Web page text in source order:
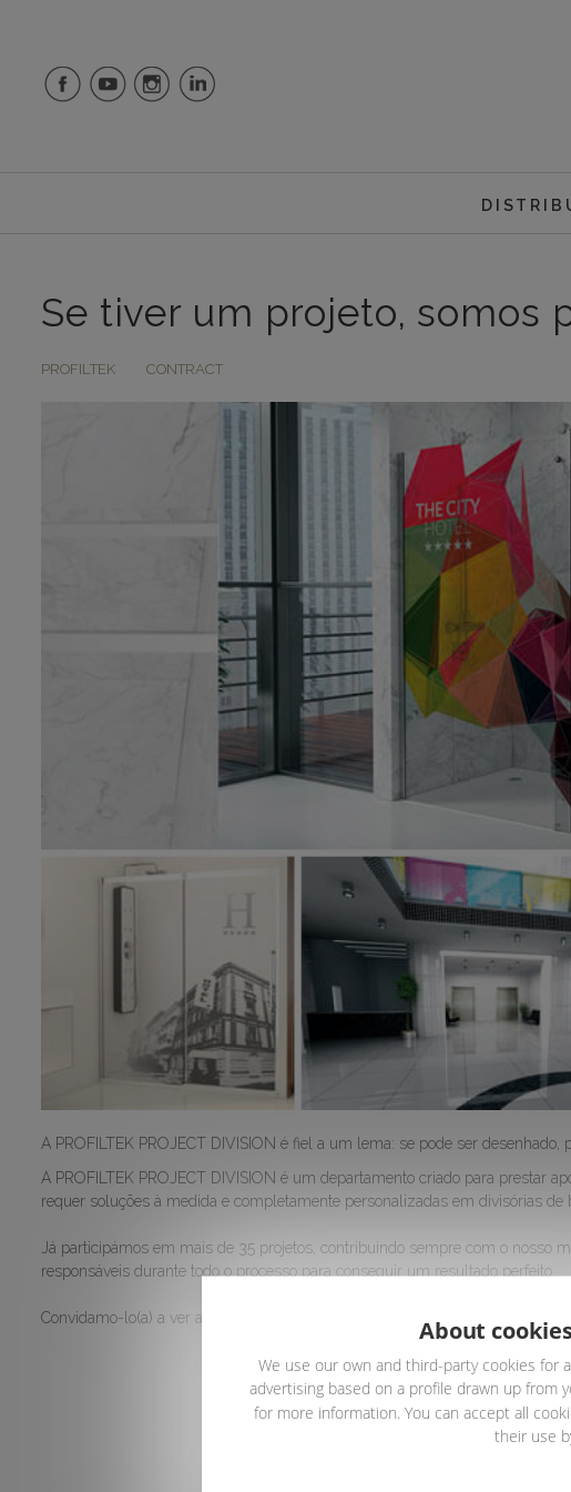
Se tiver um projeto, somos
PROFILTEK CONTRACT
A PROFILTEK PROJECT DIVISION é fiel a um lema: se pode ser
A PROFILTEK PROJECT DIVISION é um departamento criado para prestar
requer soluções à medida e completamente personalizadas em divisórias de
Já participámos em mais de 35 projetos, contribuindo sempre com o nosso
responsáveis durante todo o processo para conseguir um resultado perfeito.
Convidamo-lo(a) a ver a galeria dos últimos projetos realizados e a
About
We use our own and third-party cookies for
advertising based on a profile drawn up from
for more information. You can accept all
their use